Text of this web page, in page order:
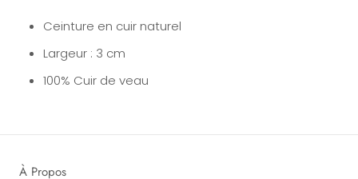
Ceinture en cuir naturel
Largeur : 3 cm
100% Cuir de veau
À Propos